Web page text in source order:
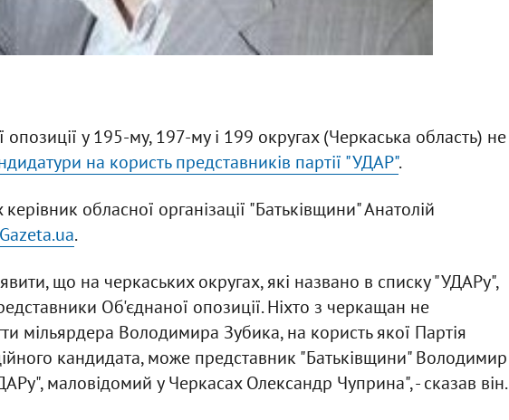
у 195-му, 197-му і 199 округах (Черкаська область) не
на користь представників партії "УДАР".
обласної організації "Батьківщини" Анатолій
Gazeta.ua.
що на черкаських округах, які названо в списку "УДАРу",
Об'єднаної опозиції. Ніхто з черкащан не
мільярдера Володимира Зубика, на користь якої Партія
кандидата, може представник "Батьківщини" Володимир
маловідомий у Черкасах Олександр Чуприна", - сказав він.